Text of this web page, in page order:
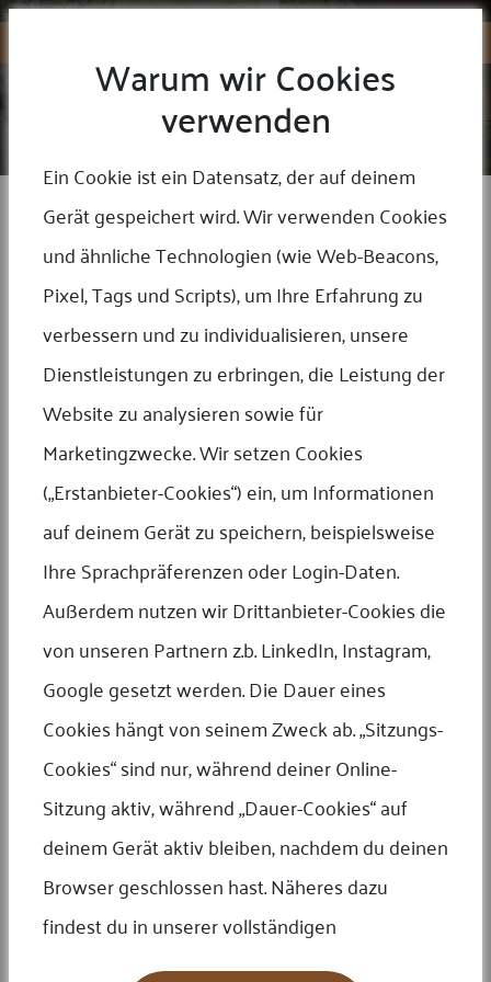
IMPRESSUM
Angaben gemäß § 5 TMG:
Walter A. Braun
Münzen-Medaillen-Frankfurt
Rossmarkt 10 (Steinwegpassage)
60311 Frankfurt/Main
Kontakt:
Telefon: +49 69 26090656
Telefax: +49 69 26090657
E-Mail: helpdesk@mm-frankfurt.de
Umsatzsteuer-ID:
Umsatzsteuer-Identifikationsnummer gemäß §27 a
Umsatzsteuergesetz: DE 244 304 652
Zuständiges Finanzamt:
Frankfurt
Zuständiges Gericht:
Weitere Angaben:
Bildquellen: © Adobe Stock, © Shutterstock, © Münzen-
Medaillen-Frankfurt
Realisation: adconfact.de
Plattform der EU-Kommission zur Online-Streitbeilegung:
https://ec.europa.eu/consumers/odr Wir sind zur Teilnahme
Warum wir Cookies
verwenden
Ein Cookie ist ein Datensatz, der auf deinem
Gerät gespeichert wird. Wir verwenden Cookies
und ähnliche Technologien (wie Web-Beacons,
Pixel, Tags und Scripts), um Ihre Erfahrung zu
verbessern und zu individualisieren, unsere
Dienstleistungen zu erbringen, die Leistung der
Website zu analysieren sowie für
Marketingzwecke. Wir setzen Cookies
(„Erstanbieter-Cookies“) ein, um Informationen
auf deinem Gerät zu speichern, beispielsweise
Ihre Sprachpräferenzen oder Login-Daten.
Außerdem nutzen wir Drittanbieter-Cookies die
von unseren Partnern z.b. LinkedIn, Instagram,
Google gesetzt werden. Die Dauer eines
Cookies hängt von seinem Zweck ab. „Sitzungs-
Cookies“ sind nur, während deiner Online-
Sitzung aktiv, während „Dauer-Cookies“ auf
deinem Gerät aktiv bleiben, nachdem du deinen
Browser geschlossen hast. Näheres dazu
findest du in unserer vollständigen